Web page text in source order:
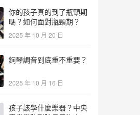
你的孩子真的到了瓶頸期
嗎？如何面對瓶頸期？
2025 年 10 月 20 日
鋼琴調音到底重不重要？
2025 年 10 月 16 日
孩子該學什麼樂器？中央